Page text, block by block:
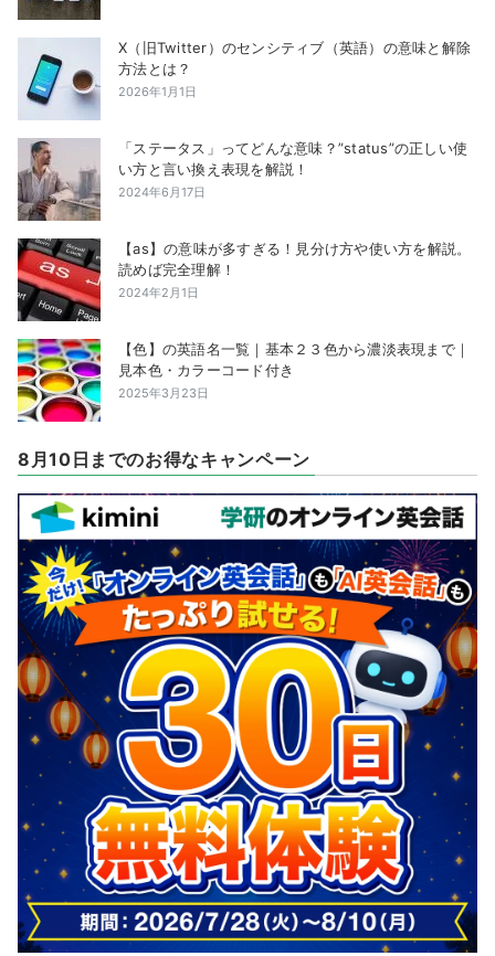
X（旧Twitter）のセンシティブ（英語）の意味と解除
方法とは？
2026年1月1日
「ステータス」ってどんな意味？”status”の正しい使
い方と言い換え表現を解説！
2024年6月17日
【as】の意味が多すぎる！見分け方や使い方を解説。
読めば完全理解！
2024年2月1日
【色】の英語名一覧｜基本２３色から濃淡表現まで｜
見本色・カラーコード付き
2025年3月23日
8月10日までのお得なキャンペーン